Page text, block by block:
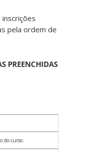
inscrições
pela ordem de
PREENCHIDAS
do curso.